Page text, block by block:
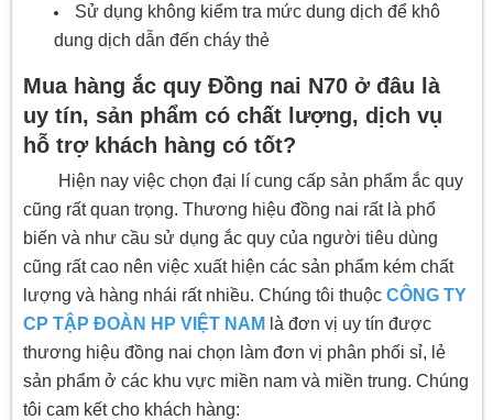
Sử dụng không kiểm tra mức dung dịch để khô
dung dịch dẫn đến cháy thẻ
Mua hàng ắc quy Đồng nai N70 ở đâu là
uy tín, sản phẩm có chất lượng, dịch vụ
hỗ trợ khách hàng có tốt?
Hiện nay việc chọn đại lí cung cấp sản phẩm ắc quy
cũng rất quan trọng. Thương hiệu đồng nai rất là phổ
biến và như cầu sử dụng ắc quy của người tiêu dùng
cũng rất cao nên việc xuất hiện các sản phẩm kém chất
lượng và hàng nhái rất nhiều. Chúng tôi thuộc CÔNG TY
CP TẬP ĐOÀN HP VIỆT NAM là đơn vị uy tín được
thương hiệu đồng nai chọn làm đơn vị phân phối sỉ, lẻ
sản phẩm ở các khu vực miền nam và miền trung. Chúng
tôi cam kết cho khách hàng: